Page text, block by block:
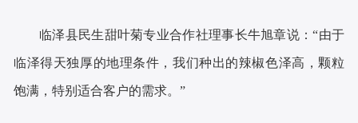
临泽县民生甜叶菊专业合作社理事长牛旭章说：“由于
临泽得天独厚的地理条件，我们种出的辣椒色泽高，颗粒
饱满，特别适合客户的需求。”